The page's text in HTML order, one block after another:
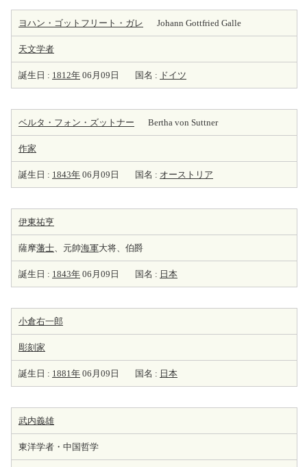
ヨハン・ゴットフリート・ガレ Johann Gottfried Galle
天文学者
誕生日 : 1812年 06月09日 国名 : ドイツ
ベルタ・フォン・ズットナー Bertha von Suttner
作家
誕生日 : 1843年 06月09日 国名 : オーストリア
伊東祐亨
薩摩藩士、元帥海軍大将、伯爵
誕生日 : 1843年 06月09日 国名 : 日本
小倉右一郎
彫刻家
誕生日 : 1881年 06月09日 国名 : 日本
武内義雄
東洋学者・中国哲学